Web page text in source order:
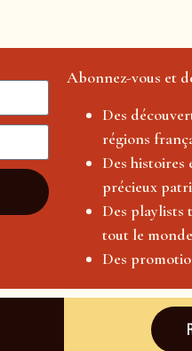
Abonnez-vous et
Des
régions
Des histoires
précieux
Des playlists
tout le monde
Des